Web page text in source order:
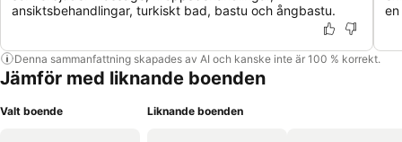
ansiktsbehandlingar, turkiskt bad, bastu och ångbastu.
Denna sammanfattning skapades av AI och kanske inte är 100 % korrekt.
Jämför med liknande boenden
Valt boende Liknande boenden